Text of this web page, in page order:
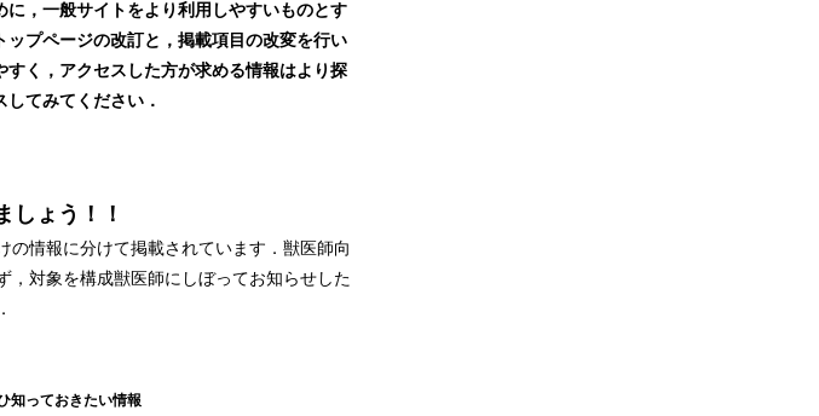
，一般サイトをより利用しやすいものとす
プページの改訂と，掲載項目の改変を行い
く，アクセスした方が求める情報はより探
てみてください．
しょう！！
の情報に分けて掲載されています．獣医師向
，対象を構成獣医師にしぼってお知らせした
知っておきたい情報